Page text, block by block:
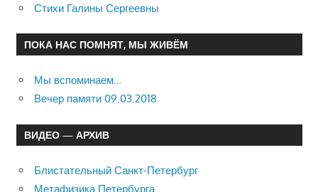
Стихи Галины Сергеевны
ПОКА НАС ПОМНЯТ, МЫ ЖИВЁМ
Мы вспоминаем…
Вечер памяти 09.03.2018
ВИДЕО — АРХИВ
Блистательный Санкт-Петербург
Метафизика Петербурга